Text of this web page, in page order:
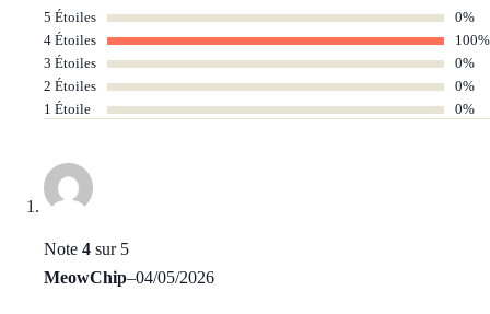
5 Étoiles
0%
4 Étoiles
100%
3 Étoiles
0%
2 Étoiles
0%
1 Étoile
0%
Note 4 sur 5
MeowChip–04/05/2026